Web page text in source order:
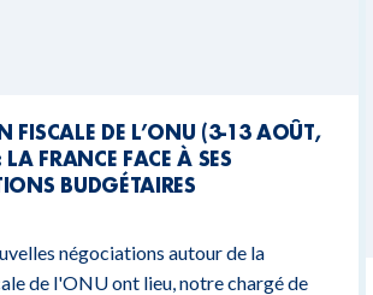
FISCALE DE L’ONU (3-13 AOÛT,
FRANCE FACE À SES
BUDGÉTAIRES
négociations autour de la
de l'ONU ont lieu, notre chargé de